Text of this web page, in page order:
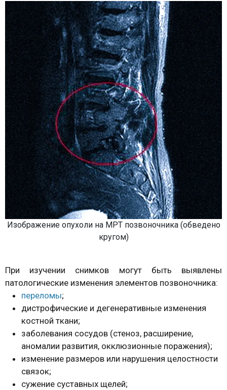
Изображение опухоли на МРТ позвоночника (обведено
кругом)
При изучении снимков могут быть выявлены
патологические изменения элементов позвоночника:
переломы;
дистрофические и дегенеративные изменения
костной ткани;
заболевания сосудов (стеноз, расширение,
аномалии развития, окклюзионные поражения);
изменение размеров или нарушения целостности
связок;
сужение суставных щелей;